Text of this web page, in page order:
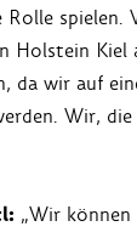
Rolle
Holstein
da wir auf
Wir,
„Wir können